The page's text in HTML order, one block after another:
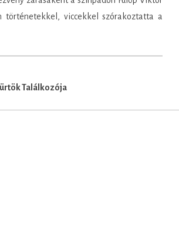
történetekkel, viccekkel szórakoztatta a
Találkozója